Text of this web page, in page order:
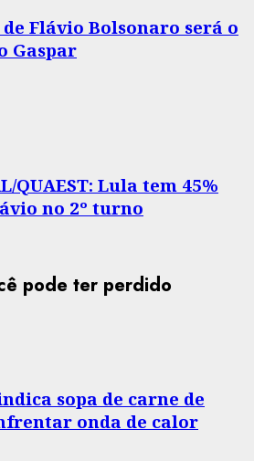
Flávio Bolsonaro será o
Gaspar
QUAEST: Lula tem 45%
no 2º turno
pode ter perdido
sopa de carne de
onda de calor